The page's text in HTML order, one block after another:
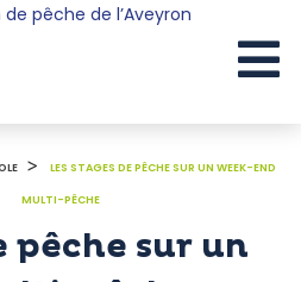
pêche de l’Aveyron
> LES STAGES DE PÊCHE SUR UN WEEK-END
MULTI-PÊCHE
pêche sur un